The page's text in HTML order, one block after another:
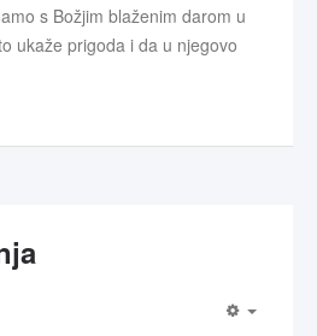
s Božjim blaženim darom u
ukaže prigoda i da u njegovo